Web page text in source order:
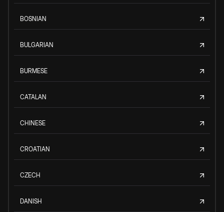
BOSNIAN
BULGARIAN
BURMESE
CATALAN
CHINESE
CROATIAN
CZECH
DANISH